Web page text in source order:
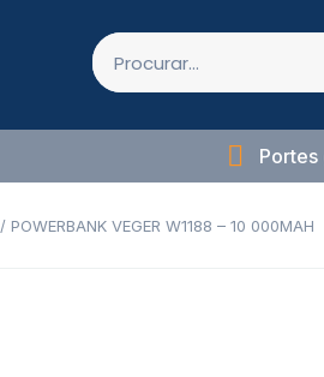
Portes
/ POWERBANK VEGER W1188 – 10 000MAH